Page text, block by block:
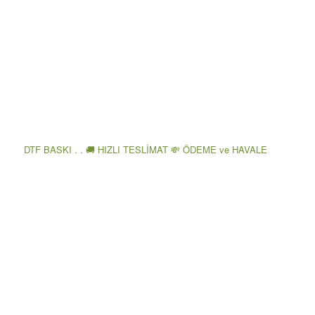
DTF BASKI . . 🚚 HIZLI TESLİMAT 💸 ÖDEME ve HAVALE